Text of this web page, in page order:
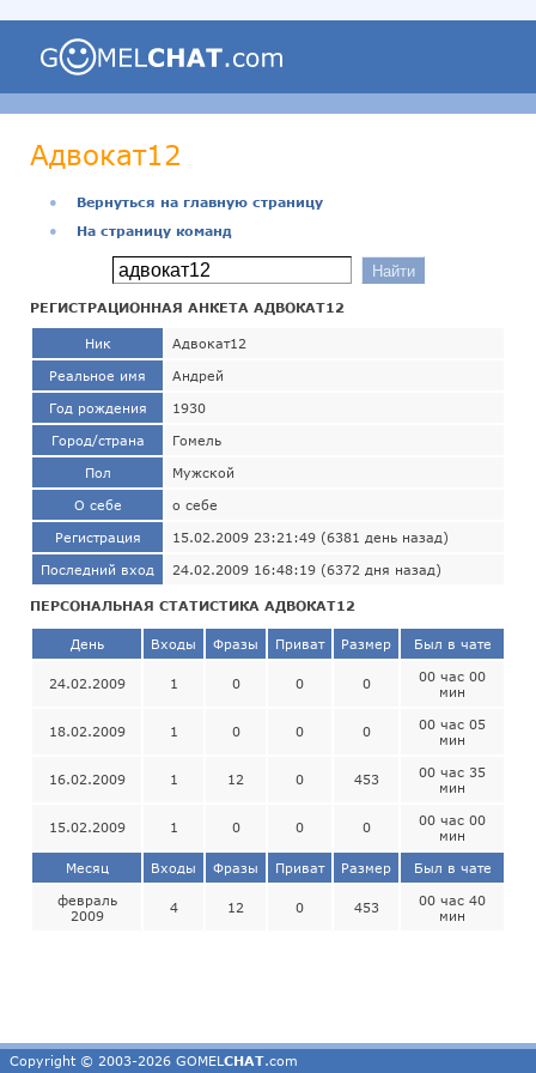
Адвокат12
●
Вернуться на главную страницу
●
На страницу команд
РЕГИСТРАЦИОННАЯ АНКЕТА АДВОКАТ12
Ник Адвокат12
Реальное имя Андрей
Год рождения 1930
Город/страна Гомель
Пол Мужской
О себе о себе
Регистрация 15.02.2009 23:21:49 (6381 день назад)
Последний вход 24.02.2009 16:48:19 (6372 дня назад)
ПЕРСОНАЛЬНАЯ СТАТИСТИКА АДВОКАТ12
День Входы Фразы Приват Размер Был в чате
24.02.2009 1 0 0 0
00 час 00
мин
18.02.2009 1 0 0 0
00 час 05
мин
16.02.2009 1 12 0 453
00 час 35
мин
15.02.2009 1 0 0 0
00 час 00
мин
Месяц Входы Фразы Приват Размер Был в чате
февраль
2009
4 12 0 453
00 час 40
мин
Copyright © 2003-2026 GOMEL CHAT.com